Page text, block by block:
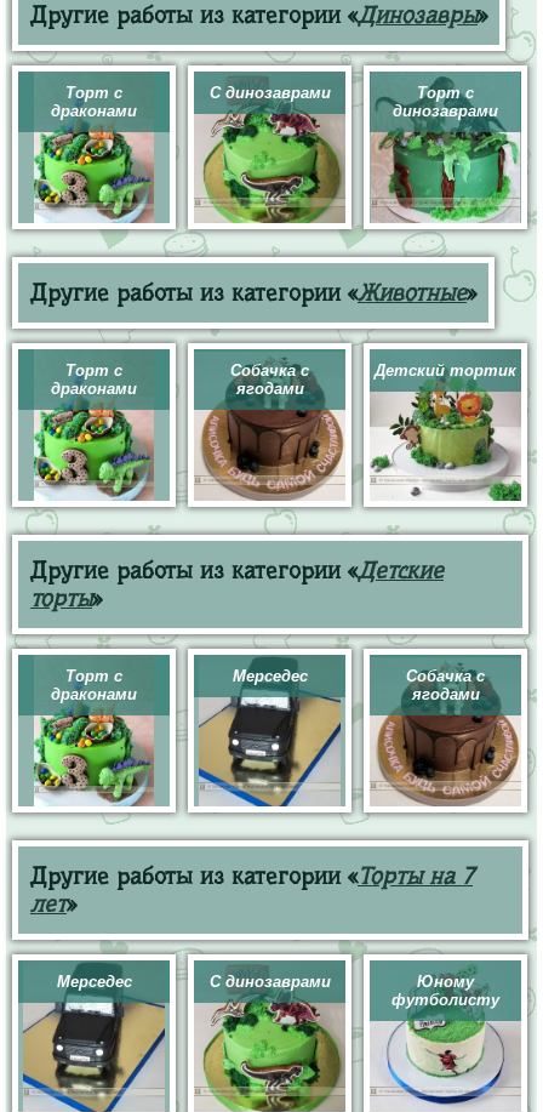
Другие работы из категории «Динозавры»
Торт с
драконами
С динозаврами
Торт с
динозаврами
Другие работы из категории «Животные»
Торт с
драконами
Собачка с
ягодами
Детский тортик
Другие работы из категории «Детские
торты»
Торт с
драконами
Мерседес
Собачка с
ягодами
Другие работы из категории «Торты на 7
лет»
Мерседес С динозаврами
Юному
футболисту